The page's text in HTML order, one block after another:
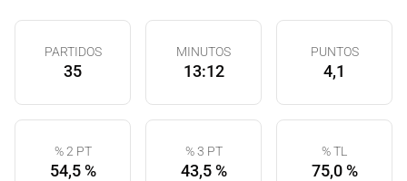
PARTIDOS
35
MINUTOS
13:12
PUNTOS
4,1
% 2 PT
54,5 %
% 3 PT
43,5 %
% TL
75,0 %